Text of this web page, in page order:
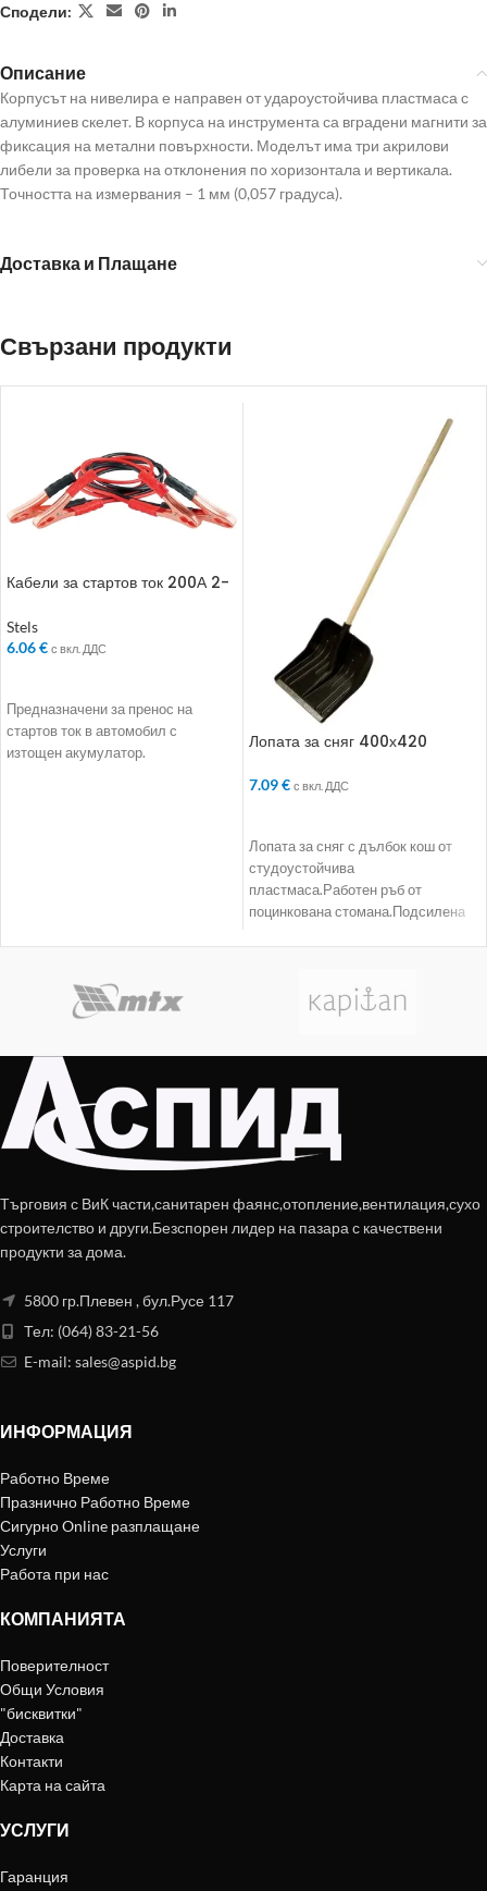
Сподели:
Описание
Корпусът на нивелира е направен от удароустойчива пластмаса с
алуминиев скелет. В корпуса на инструмента са вградени магнити за
фиксация на метални повърхности. Моделът има три акрилови
либели за проверка на отклонения по хоризонтала и вертикала.
Точността на измервания – 1 мм (0,057 градуса).
Доставка и Плащане
Свързани продукти
Кабели за стартов ток 200А 2-
Stels
6.06€ с вкл. ДДС
Предназначени за пренос на
стартов ток в автомобил с
изтощен акумулатор.
Лопата за сняг 400х420
7.09€ с вкл. ДДС
Лопата за сняг с дълбок кош от
студоустойчива
пластмаса.Работен ръб от
поцинкована стомана.Подсилена
Търговия с ВиК части,санитарен фаянс,отопление,вентилация,сухо
строителство и други.Безспорен лидер на пазара с качествени
продукти за дома.
5800 гр.Плевен , бул.Русе 117
Тел: (064) 83-21-56
E-mail: sales@aspid.bg
ИНФОРМАЦИЯ
Работно Време
Празнично Работно Време
Сигурно Online разплащане
Услуги
Работа при нас
КОМПАНИЯТА
Поверителност
Общи Условия
"бисквитки"
Доставка
Контакти
Карта на сайта
УСЛУГИ
Гаранция